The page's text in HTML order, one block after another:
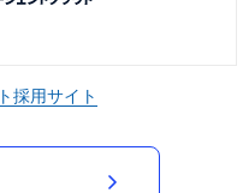
採用サイト